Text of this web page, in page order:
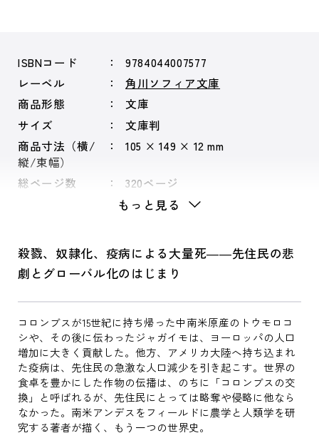
ISBNコード
9784044007577
レーベル
角川ソフィア文庫
商品形態
文庫
サイズ
文庫判
商品寸法（横/
縦/束幅）
105 × 149 × 12 mm
総ページ数 320ページ
もっと見る
殺戮、奴隷化、疫病による大量死――先住民の悲
劇とグローバル化のはじまり
コロンブスが15世紀に持ち帰った中南米原産のトウモロコ
シや、その後に伝わったジャガイモは、ヨーロッパの人口
増加に大きく貢献した。他方、アメリカ大陸へ持ち込まれ
た疫病は、先住民の急激な人口減少を引き起こす。世界の
食卓を豊かにした作物の伝播は、のちに「コロンブスの交
換」と呼ばれるが、先住民にとっては略奪や侵略に他なら
なかった。南米アンデスをフィールドに農学と人類学を研
究する著者が描く、もう一つの世界史。